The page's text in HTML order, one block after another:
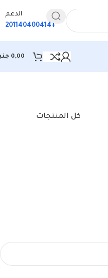
الدعم
+201140400414
0,00
كل المنتجات